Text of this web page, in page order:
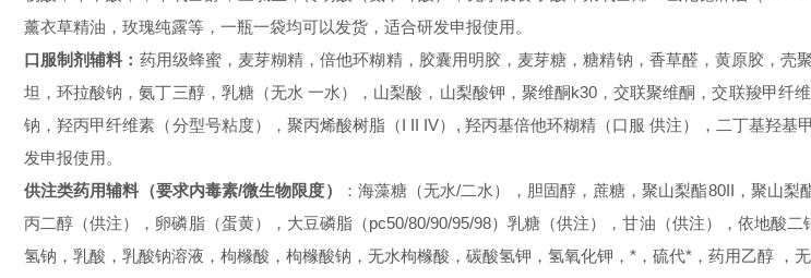
薰衣草精油，玫瑰纯露等，一瓶一袋均可以发货，适合研发申报使用。
口服制剂辅料 ： 药用级蜂蜜，麦芽糊精，倍他环糊精，胶囊用明胶，麦芽糖，糖精钠，香草醛，黄原胶，壳
坦，环拉酸钠，氨丁三醇，乳糖（无水 一水），山梨酸，山梨酸钾，聚维酮k30，交联聚维酮，交联羧甲
钠，羟丙甲纤维素（分型号粘度），聚丙烯酸树脂（I II IV）, 羟丙基倍他环糊精（口服 供注），二丁基羟基
发申报使用。
供注类药用辅料（要求内毒素/微生物限度） ： 海藻糖（无水/二水），胆固醇，蔗糖，聚山梨酯80II，聚山梨
丙二醇（供注），卵磷脂（蛋黄），大豆磷脂（pc50/80/90/95/98）乳糖（供注），甘油（供注），依地酸
氢钠，乳酸，乳酸钠溶液，枸橼酸，枸橼酸钠，无水枸橼酸，碳酸氢钾，氢氧化钾，*，硫代*，药用乙醇 ，